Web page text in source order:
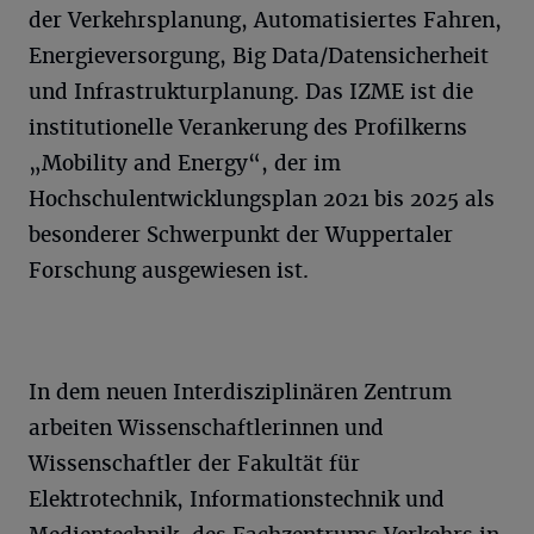
der Verkehrsplanung, Automatisiertes Fahren,
Energieversorgung, Big Data/Datensicherheit
und Infrastrukturplanung. Das IZME ist die
institutionelle Verankerung des Profilkerns
„Mobility and Energy“, der im
Hochschulentwicklungsplan 2021 bis 2025 als
besonderer Schwerpunkt der Wuppertaler
Forschung ausgewiesen ist.
In dem neuen Interdisziplinären Zentrum
arbeiten Wissenschaftlerinnen und
Wissenschaftler der Fakultät für
Elektrotechnik, Informationstechnik und